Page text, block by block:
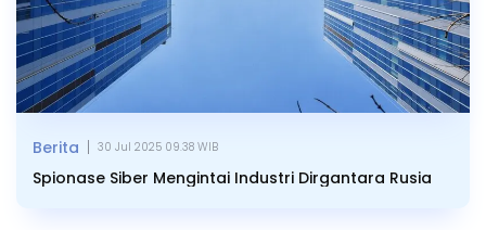
Spionase Siber Mengintai Industri Dirgantara Rusia
Berita | 30 Jul 2025 09.38 WIB